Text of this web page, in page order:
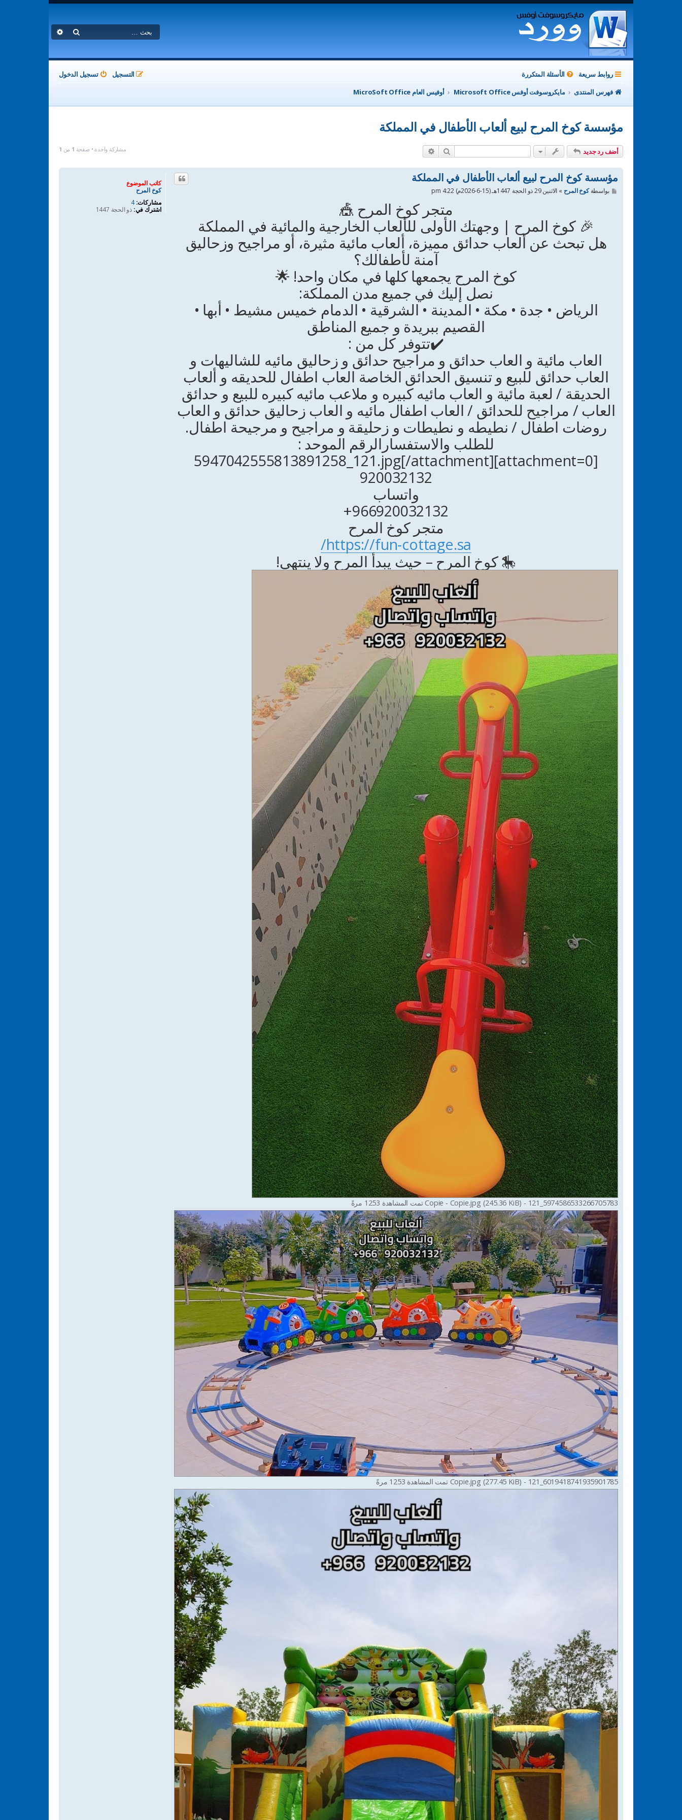
بحث
روابط سريعة الأسئلة المتكررة تسجيل الدخول
التسجيل
فهرس المنتدى
مايكروسوفت أوفس Microsoft Office أوفيس العام MicroSoft Office
مؤسسة كوخ المرح لبيع ألعاب الأطفال في المملكة
أضف رد جديد بحث مشاركة واحدة • صفحة 1 من 1
كاتب الموضوع
كوخ المرح
مشاركات: 4
اشترك في: ذو الحجة 1447
مؤسسة كوخ المرح لبيع ألعاب الأطفال في المملكة
م
ش
بواسطةكوخ المرح » الاثنين 29 ذو الحجة 1447هـ (15-6-2026م) 4:22 pm
متجر كوخ المرح 🎪
🎉 كوخ المرح | وجهتك الأولى للألعاب الخارجية والمائية في المملكة
هل تبحث عن ألعاب حدائق مميزة، ألعاب مائية مثيرة، أو مراجيح وزحاليق
آمنة لأطفالك؟
كوخ المرح يجمعها كلها في مكان واحد! 🌟
نصل إليك في جميع مدن المملكة:
الرياض • جدة • مكة • المدينة • الشرقية • الدمام خميس مشيط • أبها •
القصيم ببريدة و جميع المناطق
✔️تتوفر كل من :
العاب مائية و العاب حدائق و مراجيح حدائق و زحاليق مائيه للشاليهات و
العاب حدائق للبيع و تنسيق الحدائق الخاصة العاب اطفال للحديقه و ألعاب
الحديقة / لعبة مائية و العاب مائيه كبيره و ملاعب مائيه كبيره للبيع و حدائق
العاب / مراجيح للحدائق / العاب اطفال مائيه و العاب زحاليق حدائق و العاب
روضات اطفال / نطيطه و نطيطات و زحليقة و مراجيح و مرجيحة اطفال.
للطلب والاستفسارالرقم الموحد :
[attachment=0]5947042555813891258_121.jpg[/attachment]
920032132
واتساب
966920032132+
متجر كوخ المرح
https://fun-cottage.sa/
🎠 كوخ المرح – حيث يبدأ المرح ولا ينتهي!
5974586533266705783_121 - Copie - Copie.jpg (245.36 KiB) تمت المشاهدة 1253 مرةً
6019418741935901785_121 - Copie.jpg (277.45 KiB) تمت المشاهدة 1253 مرةً